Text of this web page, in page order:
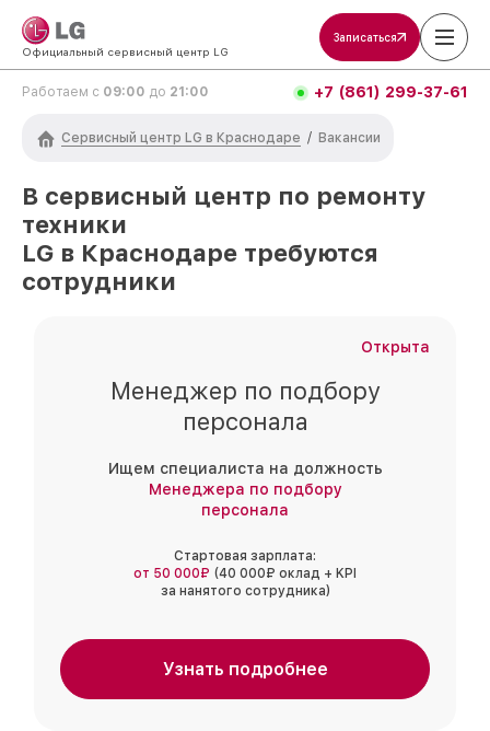
Официальный сервисный центр LG
Записаться
Работаем с 09:00 до 21:00 +7 (861) 299-37-61
Сервисный центр LG в Краснодаре / Вакансии
В сервисный центр по ремонту
техники
LG в Краснодаре требуются
сотрудники
Открыта
Менеджер по подбору
персонала
Ищем специалиста на должность
Менеджера по подбору
персонала
Стартовая зарплата:
от 50 000₽ (40 000₽ оклад + KPI
за нанятого сотрудника)
Узнать подробнее